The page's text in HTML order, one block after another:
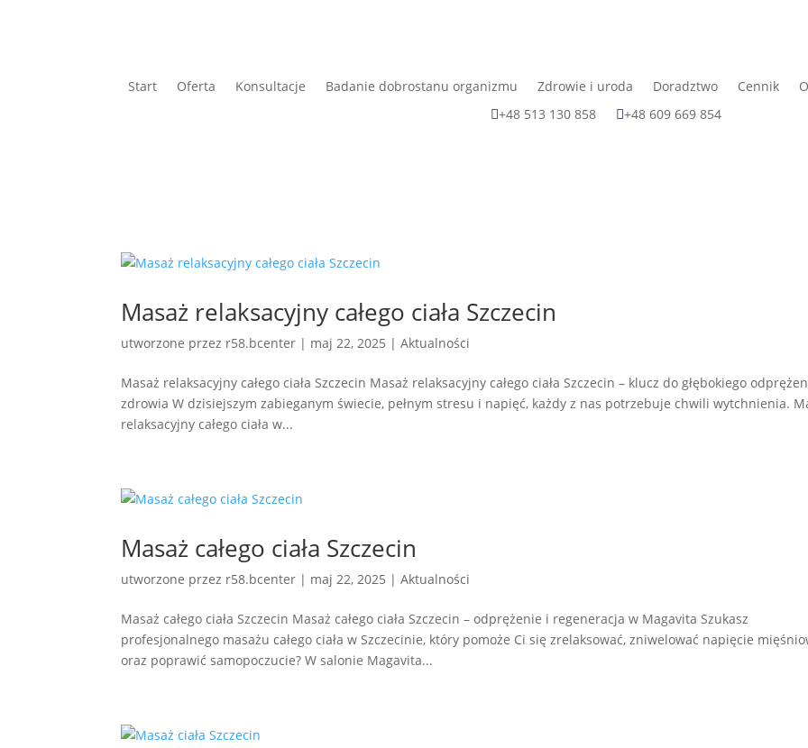
Start Oferta Konsultacje Badanie dobrostanu organizmu Zdrowie i uroda Doradztwo Cennik
+48 513 130 858
+48 609 669 854
Masaż relaksacyjny całego ciała Szczecin
utworzone przez r58.bcenter | maj 22, 2025 |Aktualności
Masaż relaksacyjny całego ciała Szczecin Masaż relaksacyjny całego ciała Szczecin – klucz do głębokiego
zdrowia W dzisiejszym zabieganym świecie, pełnym stresu i napięć, każdy z nas potrzebuje chwili wytchnienia.
relaksacyjny całego ciała w...
Masaż całego ciała Szczecin
utworzone przez r58.bcenter | maj 22, 2025 |Aktualności
Masaż całego ciała Szczecin Masaż całego ciała Szczecin – odprężenie i regeneracja w Magavita Szukasz
profesjonalnego masażu całego ciała w Szczecinie, który pomoże Ci się zrelaksować, zniwelować napięcie
oraz poprawić samopoczucie? W salonie Magavita...